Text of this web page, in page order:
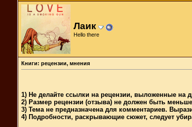
Лаик
Hello there
Книги: рецензии, мнения
1) Не делайте ссылки на рецензии, выложенные на
2) Размер рецензии (отзыва) не должен быть
3) Тема не предназначена для комментариев.
4) Подробности, раскрывающие сюжет, следует